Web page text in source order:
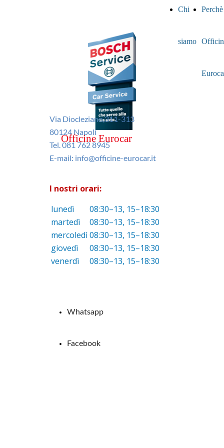
Officine Eurocar
Chi
siamo
Perchè
Via Diocleziano,311-313
80124 Napoli
Tel. 081 762 8945
E-mail: info@officine-eurocar.it
I nostri orari:
lunedì
08:30–13, 15–18:30
martedì
08:30–13, 15–18:30
mercoledì08:30–13, 15–18:30
giovedì
08:30–13, 15–18:30
venerdì
08:30–13, 15–18:30
Facebook
Whatsapp